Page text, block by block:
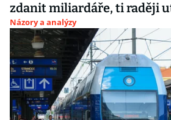
zdanit miliardáře, ti raději
Názory a analýzy